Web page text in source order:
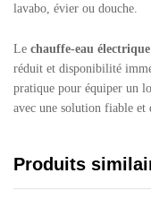
lavabo, évier ou douche.
Le chauffe-eau
réduit et disponibilité
pratique pour équiper un
avec une solution fiable et
Produits